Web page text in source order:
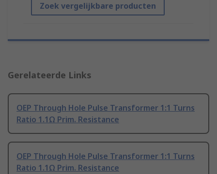
Zoek vergelijkbare producten
Gerelateerde Links
OEP Through Hole Pulse Transformer 1:1 Turns
Ratio 1.1Ω Prim. Resistance
OEP Through Hole Pulse Transformer 1:1 Turns
Ratio 1.1Ω Prim. Resistance